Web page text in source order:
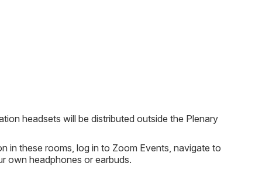
headsets will be distributed outside the Plenary
in these rooms, log in to Zoom Events, navigate to
own headphones or earbuds.